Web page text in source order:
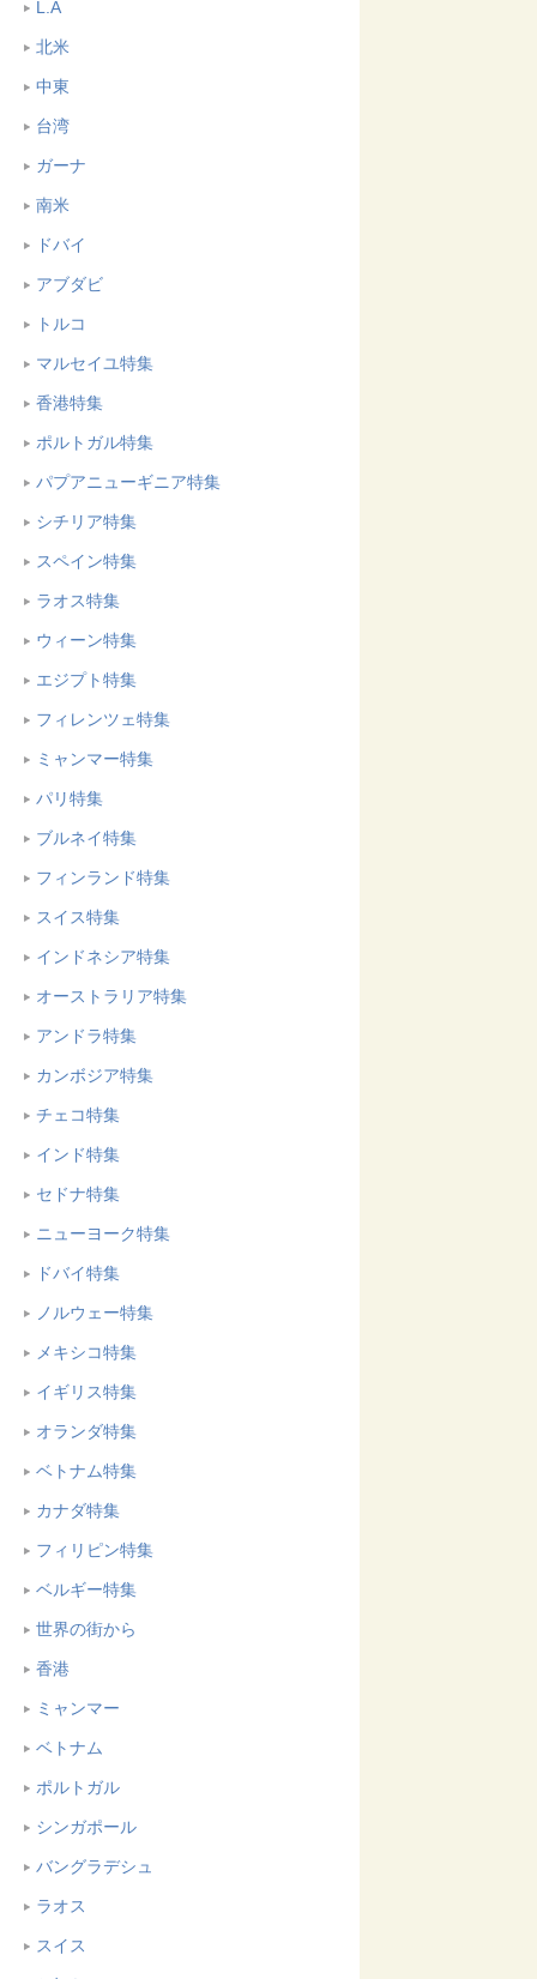
L.A
北米
中東
台湾
ガーナ
南米
ドバイ
アブダビ
トルコ
マルセイユ特集
香港特集
ポルトガル特集
パプアニューギニア特集
シチリア特集
スペイン特集
ラオス特集
ウィーン特集
エジプト特集
フィレンツェ特集
ミャンマー特集
パリ特集
ブルネイ特集
フィンランド特集
スイス特集
インドネシア特集
オーストラリア特集
アンドラ特集
カンボジア特集
チェコ特集
インド特集
セドナ特集
ニューヨーク特集
ドバイ特集
ノルウェー特集
メキシコ特集
イギリス特集
オランダ特集
ベトナム特集
カナダ特集
フィリピン特集
ベルギー特集
世界の街から
香港
ミャンマー
ベトナム
ポルトガル
シンガポール
バングラデシュ
ラオス
スイス